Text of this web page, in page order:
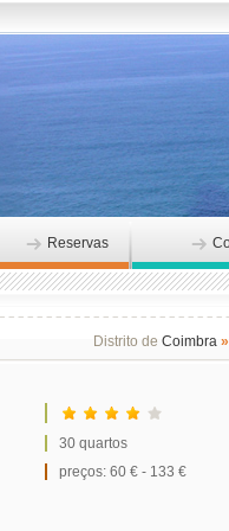
Reservas
Distrito de Coimbra »
30 quartos
preços: 60 € - 133 €